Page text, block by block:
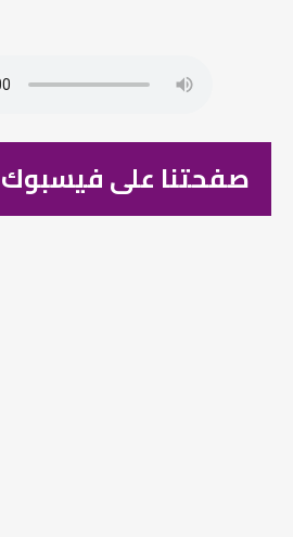
صفحتنا على فيسبوك